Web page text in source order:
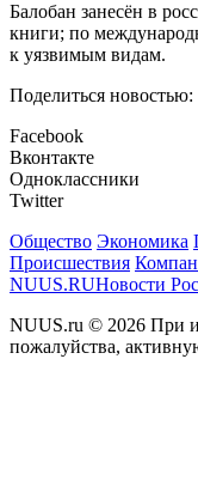
Балобан занесён в
книги; по
к уязвимым видам.
Поделиться новостью:
Facebook
Вконтакте
Одноклассники
Twitter
Общество Экономика
Происшествия
NUUS.RUНовости
NUUS.ru © 2026 При
пожалуйства,